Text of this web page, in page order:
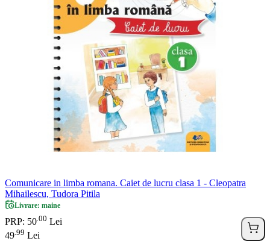
Comunicare in limba romana. Caiet de lucru clasa 1 - Cleopatra
Mihailescu, Tudora Pitila
Livrare: maine
PRP: 50 00 Lei
49 99 Lei